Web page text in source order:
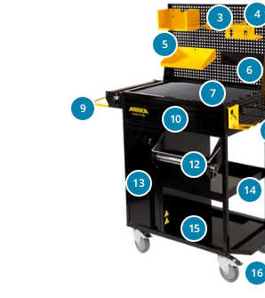
3
4
5
6
7
9
10
12
13
14
15
16